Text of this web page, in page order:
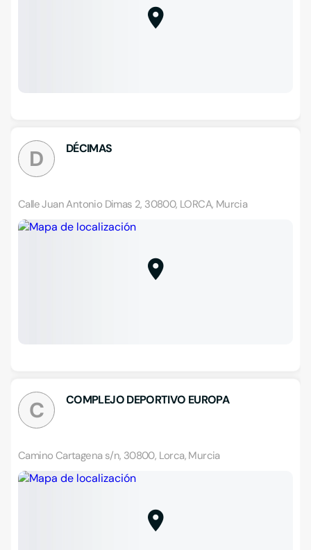
D DÉCIMAS
Calle Juan Antonio Dimas 2, 30800, LORCA, Murcia
C COMPLEJO DEPORTIVO EUROPA
Camino Cartagena s/n, 30800, Lorca, Murcia